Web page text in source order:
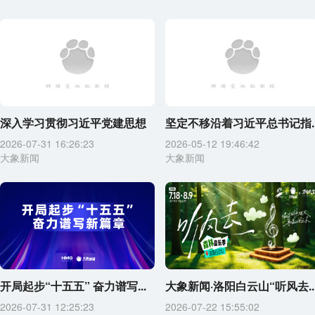
深入学习贯彻习近平党建思想
2026-07-31 16:26:23
大象新闻
坚定不移沿着习近平总书记指
2026-05-12 19:46:42
大象新闻
开局起步“十五五” 奋力谱写...
2026-07-31 12:25:23
大象新闻·洛阳白云山“听风去
2026-07-22 15:55:02